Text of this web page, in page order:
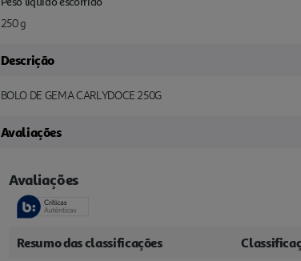
250 g
Descrição
BOLO DE GEMA CARLYDOCE 250G
Avaliações